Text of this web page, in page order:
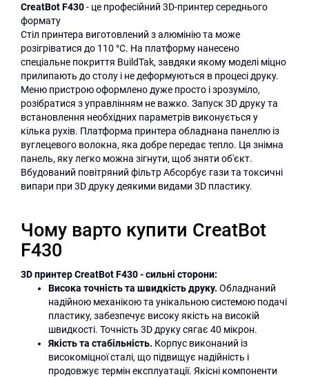
CreatBot F430- це професійний 3D-принтер середнього
формату
Стіл принтера виготовлений з алюмінію та може
розігріватися до 110 °C. На платформу нанесено
спеціальне покриття BuildTak, завдяки якому моделі міцно
прилипають до столу і не деформуються в процесі друку.
Меню пристрою оформлено дуже просто і зрозуміло,
розібратися з управлінням не важко. Запуск 3D друку та
встановлення необхідних параметрів виконується у
кілька рухів. Платформа принтера обладнана панеллю із
вуглецевого волокна, яка добре передає тепло. Ця знімна
панель, яку легко можна зігнути, щоб зняти об'єкт.
Вбудований повітряний фільтр Абсорбує гази та токсичні
випари при 3D друку деякими видами 3D пластику.
Чому варто купити CreatBot
F430
3D принтер CreatBot F430 - сильні сторони:
Висока точність та швидкість друку. Обладнаний
надійною механікою та унікальною системою подачі
пластику, забезпечує високу якість на високій
швидкості. Точність 3D друку сягає 40 мікрон.
Якість та стабільність. Корпус виконаний із
високоміцної сталі, що підвищує надійність і
продовжує термін експлуатації. Якісні компоненти